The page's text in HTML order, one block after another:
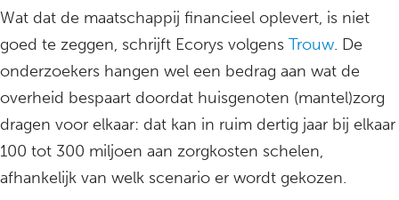
Wat dat de maatschappij financieel oplevert, is niet
goed te zeggen, schrijft Ecorys volgens Trouw. De
onderzoekers hangen wel een bedrag aan wat de
overheid bespaart doordat huisgenoten (mantel)zorg
dragen voor elkaar: dat kan in ruim dertig jaar bij elkaar
100 tot 300 miljoen aan zorgkosten schelen,
afhankelijk van welk scenario er wordt gekozen.